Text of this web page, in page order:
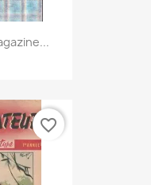
favorite_border